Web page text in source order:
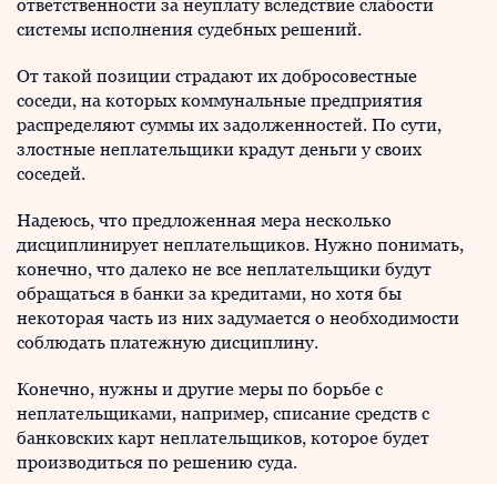
ответственности за неуплату вследствие слабости
системы исполнения судебных решений.
От такой позиции страдают их добросовестные
соседи, на которых коммунальные предприятия
распределяют суммы их задолженностей. По сути,
злостные неплательщики крадут деньги у своих
соседей.
Надеюсь, что предложенная мера несколько
дисциплинирует неплательщиков. Нужно понимать,
конечно, что далеко не все неплательщики будут
обращаться в банки за кредитами, но хотя бы
некоторая часть из них задумается о необходимости
соблюдать платежную дисциплину.
Конечно, нужны и другие меры по борьбе с
неплательщиками, например, списание средств с
банковских карт неплательщиков, которое будет
производиться по решению суда.